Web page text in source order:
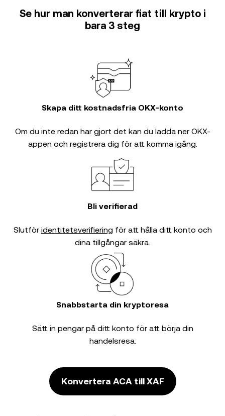
Se hur man konverterar fiat till krypto i
bara 3 steg
Skapa ditt kostnadsfria OKX-konto
Om du inte redan har gjort det kan du ladda ner OKX-
appen och registrera dig för att komma igång.
Bli verifierad
Slutför identitetsverifiering för att hålla ditt konto och
dina tillgångar säkra.
Snabbstarta din kryptoresa
Sätt in pengar på ditt konto för att börja din
handelsresa.
Konvertera ACA till XAF